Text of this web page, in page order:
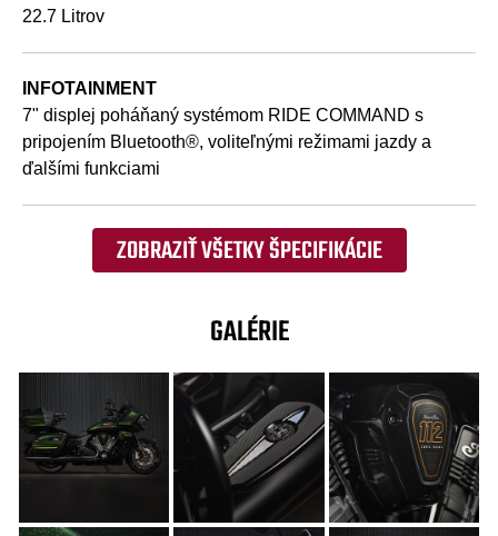
22.7 Litrov
INFOTAINMENT
7" displej poháňaný systémom RIDE COMMAND s
pripojením Bluetooth®, voliteľnými režimami jazdy a
ďalšími funkciami
ZOBRAZIŤ VŠETKY ŠPECIFIKÁCIE
GALÉRIE